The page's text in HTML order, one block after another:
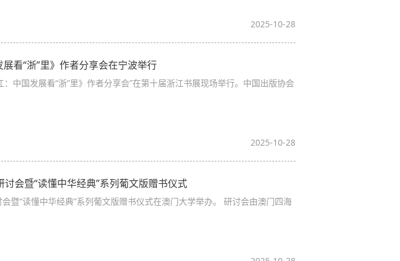
2025-10-28
看“浙”里》作者分享会在宁波举行
中国发展看“浙”里》作者分享会”在第十届浙江书展现场举行。中国出版协会
2025-10-28
会暨“读懂中华经典”系列葡文版赠书仪式
暨“读懂中华经典”系列葡文版赠书仪式在澳门大学举办。 研讨会由澳门四海